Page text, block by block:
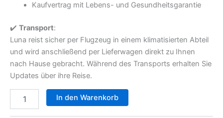
Kaufvertrag mit Lebens- und Gesundheitsgarantie
✔️ Transport:
Luna reist sicher per Flugzeug in einem klimatisierten Abteil
und wird anschließend per Lieferwagen direkt zu Ihnen
nach Hause gebracht. Während des Transports erhalten Sie
Updates über ihre Reise.
In den Warenkorb